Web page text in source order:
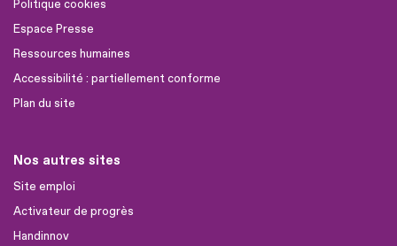
Politique cookies
Espace Presse
Ressources humaines
Accessibilité : partiellement conforme
Plan du site
Nos autres sites
Site emploi
Activateur de progrès
Handinnov